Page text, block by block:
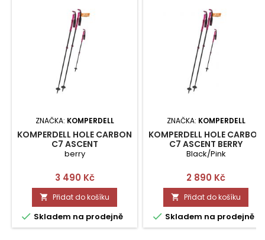
ZNAČKA: KOMPERDELL
KOMPERDELL HOLE CARBON
C7 ASCENT
berry
Cena
3 490 Kč
 Přidat do košíku
 Skladem na prodejně
ZNAČKA: KOMPERDELL
KOMPERDELL HOLE CARBON
C7 ASCENT BERRY
Black/Pink
Cena
2 890 Kč
 Přidat do košíku
 Skladem na prodejně